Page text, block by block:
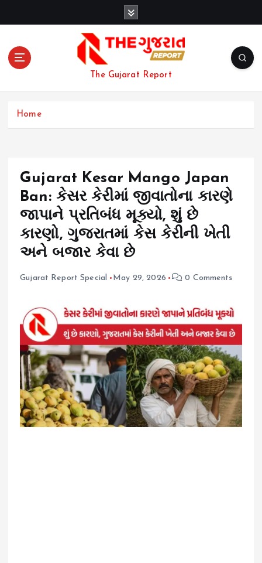
The Gujarat Report
Home
Gujarat Kesar Mango Japan
Ban: કેસર કેરીમાં જીવાતોના કારણે
જાપાને પ્રતિબંધ મૂક્યો, શું છે
કારણો, ગુજરાતમાં કેસ કેરીની ખેતી
અને બજાર કેવા છે
Gujarat Report Special May 29, 2026 0 Comments